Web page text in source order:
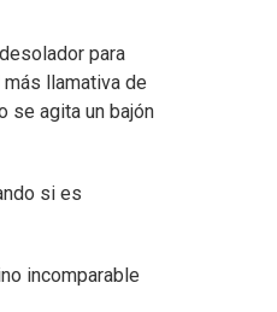
para
llamativa de
se agita un bajón
si es
incomparable